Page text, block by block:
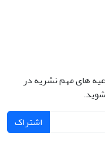
های مهم نشریه در
اشتراک